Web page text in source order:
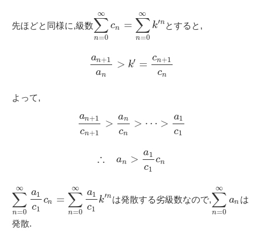
先ほどと同様に,級数∑
n=0
∞
cn = ∑
n=0
∞
k′n とすると,
an+1
an
> k′ =
cn+1
cn
よって,
an+1
cn+1
>
an
cn
> ⋯ >
a1
c1
∴ an >
a1
c1
cn
∑
n=0
∞ a1
c1
cn = ∑
n=0
∞ a1
c1
k′nは発散する劣級数なので,∑
n=0
∞
an は
発散.